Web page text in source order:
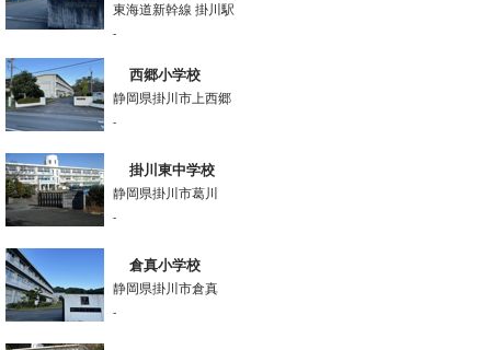
東海道新幹線 掛川駅
-
西郷小学校
静岡県掛川市上西郷
-
掛川東中学校
静岡県掛川市葛川
-
倉真小学校
静岡県掛川市倉真
-